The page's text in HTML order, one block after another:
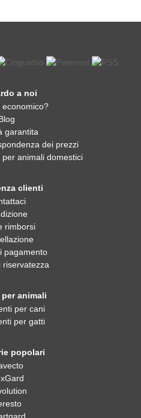
a noi
economico?
garantita
dei prezzi
animali domestici
clienti
rimborsi
pagamento
riservatezza
animali
per cani
per gatti
popolari